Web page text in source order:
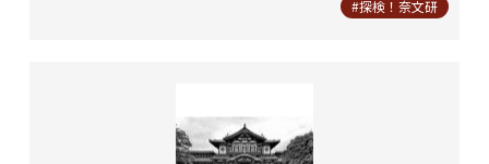
#探検！奈文研